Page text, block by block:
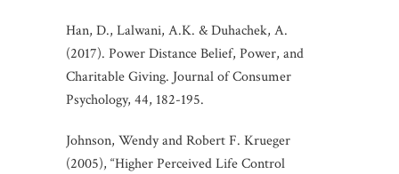
Han, D., Lalwani, A.K. & Duhachek, A.
(2017). Power Distance Belief, Power, and
Charitable Giving. Journal of Consumer
Psychology, 44, 182-195.
Johnson, Wendy and Robert F. Krueger
(2005), “Higher Perceived Life Control